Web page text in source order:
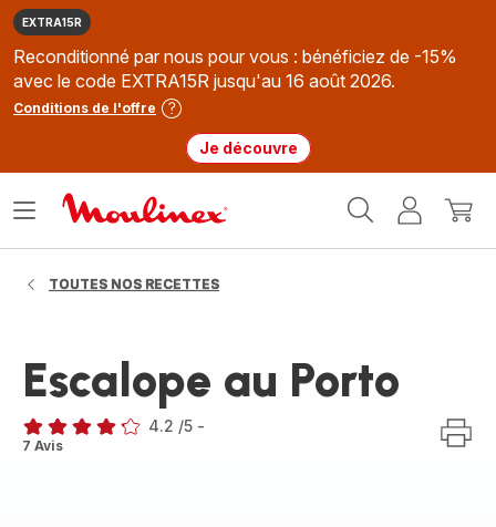
EXTRA15R
Reconditionné par nous pour vous : bénéficiez de -15%
avec le code EXTRA15R jusqu'au 16 août 2026.
Conditions de l'offre
Je découvre
MonMon
Ouvrir
TOUTES NOS RECETTES
Escalope au Porto
ratings.4.2
4.2 /5 -
7 Avis